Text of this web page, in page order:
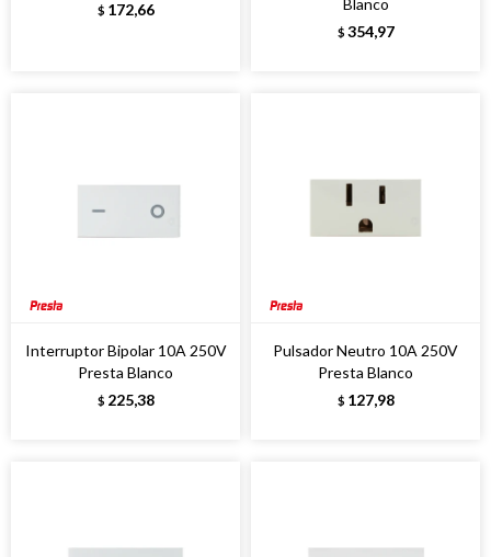
$ 172,66
Blanco
$ 354,97
Interruptor Bipolar 10A 250V
Presta Blanco
$ 225,38
Pulsador Neutro 10A 250V
Presta Blanco
$ 127,98